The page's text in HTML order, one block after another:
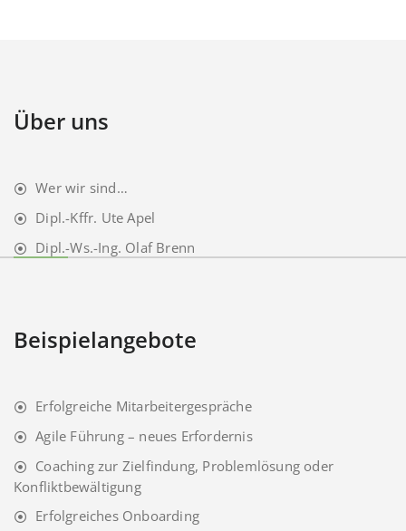
Über uns
Wer wir sind…
Dipl.-Kffr. Ute Apel
Dipl.-Ws.-Ing. Olaf Brenn
Beispielangebote
Erfolgreiche Mitarbeitergespräche
Agile Führung – neues Erfordernis
Coaching zur Zielfindung, Problemlösung oder
Konfliktbewältigung
Erfolgreiches Onboarding